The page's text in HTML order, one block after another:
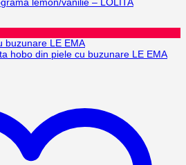
lemon/vanilie – LOLITA